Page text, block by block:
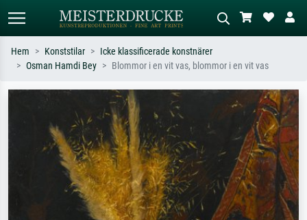
Sök efter konstnär, titel eller stil –
t.ex. Monet, Stjärnenatt,
impressionism, Hokusai-våg, naken.
Beskriv scenen – t.ex. grön äng,
abstrakt med mycket rött, mörk
oljemålning, stående naken bredvid ett
Hem Konststilar
Icke klassificerade konstnärer
Osman Hamdi Bey
Blommor i en vit vas, blommor i en vit vas